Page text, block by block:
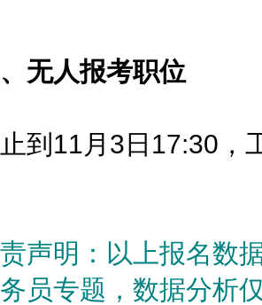
无人报考职位
到11月3日17:30，
声明：以上报名数
员专题，数据分析